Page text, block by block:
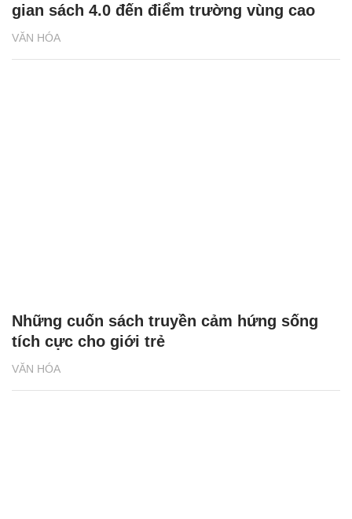
VĂN HÓA
gian sách 4.0 đến điểm trường vùng cao
VĂN HÓA
Những cuốn sách truyền cảm hứng sống
tích cực cho giới trẻ